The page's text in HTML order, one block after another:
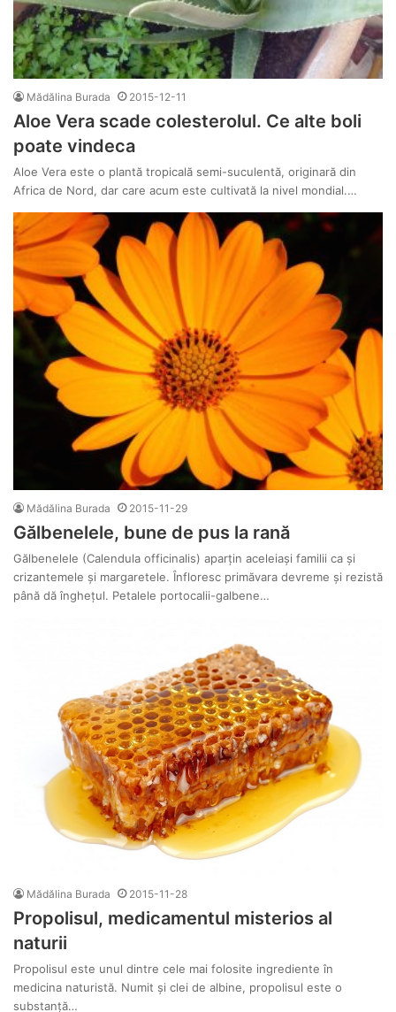
Mădălina Burada 2015-12-11
Aloe Vera scade colesterolul. Ce alte boli
poate vindeca
Aloe Vera este o plantă tropicală semi-suculentă, originară din
Africa de Nord, dar care acum este cultivată la nivel mondial.…
Mădălina Burada 2015-11-29
Gălbenelele, bune de pus la rană
Gălbenelele (Calendula officinalis) aparțin aceleiași familii ca și
crizantemele și margaretele. Înfloresc primăvara devreme și rezistă
până dă înghețul. Petalele portocalii-galbene…
Mădălina Burada 2015-11-28
Propolisul, medicamentul misterios al
naturii
Propolisul este unul dintre cele mai folosite ingrediente în
medicina naturistă. Numit și clei de albine, propolisul este o
substanță…